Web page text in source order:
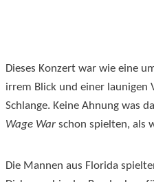
Dieses Konzert war wie eine
irrem Blick und einer launigen
Schlange. Keine Ahnung was
Wage War schon spielten, als
Die Mannen aus Florida